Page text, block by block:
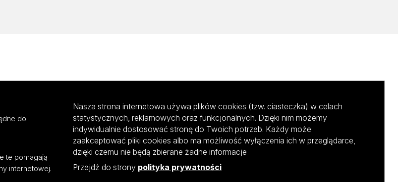
do
te pomagają
internetowej.
Nasza strona internetowa używa plików cookies (tzw. ciasteczka) w celach
statystycznych, reklamowych oraz funkcjonalnych. Dzięki nim możemy
indywidualnie dostosować stronę do Twoich potrzeb. Każdy może
zaakceptować pliki cookies albo ma możliwość wyłączenia ich w przeglądarce,
dzięki czemu nie będą zbierane żadne informacje
Przejdź do strony polityka prywatności